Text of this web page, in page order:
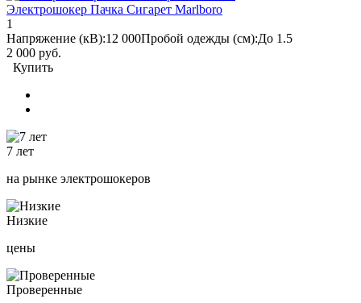
Электрошокер Пачка Сигарет Marlboro
1
Напряжение (кВ):12 000Пробой одежды (см):До 1.5
2 000 руб.
Купить
7 лет
на рынке электрошокеров
Низкие
цены
Проверенные